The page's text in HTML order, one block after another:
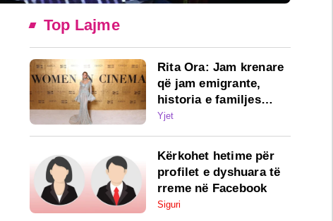
Top Lajme
Rita Ora: Jam krenare
që jam emigrante,
historia e familjes
sime më ka bërë më të
Yjet
Kërkohet hetime për
profilet e dyshuara të
rreme në Facebook
Siguri